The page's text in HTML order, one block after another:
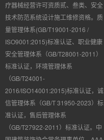
疗器械经营许可资质贰、叁类、安全
技术防范系统设计施工维修资格。质
量管理体系(GB/T19001-2016 /
ISO9001:2015)标准认证、职业健康
安全管理体系（GB/T28001-2011）
标准认证，环境管理体系
（GB/T24001-
2016/ISO14001:2015)标准认证，诚
信管理体系（GB/T 31950-2023）标
准认证，售后管理体系
（GB/T27922-2011）标准认证。中